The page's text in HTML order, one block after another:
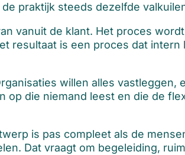
praktijk steeds dezelfde
vanuit de klant. Het proces
resultaat is een proces dat intern
willen alles vastleggen,
die niemand leest en die de
is pas compleet als de
Dat vraagt om begeleiding,